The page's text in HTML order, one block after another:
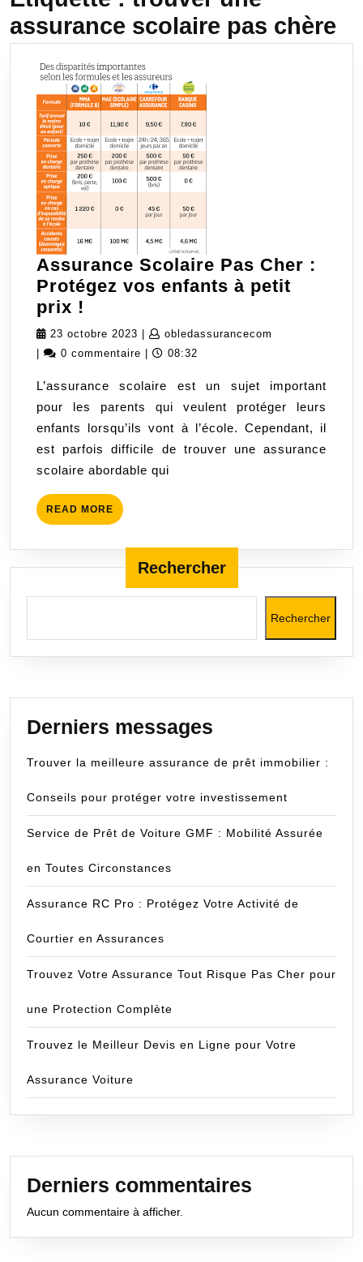
assurance scolaire pas chère
Assurance Scolaire Pas Cher :
Protégez vos enfants à petit
prix !
Scolaire
Pas
:
Protégez
vos
enfants
à
petit
prix
23 octobre 2023 23
octobre
obledassurancecom
0 commentaire 08:32
L’assurance scolaire est un sujet important
pour les parents qui veulent protéger leurs
enfants lorsqu’ils vont à l’école. Cependant, il
est parfois difficile de trouver une assurance
scolaire abordable qui
READ MORE READ
MORE
Rechercher
Rechercher
Derniers messages
Trouver la meilleure assurance de prêt immobilier :
Conseils pour protéger votre investissement
Service de Prêt de Voiture GMF : Mobilité Assurée
en Toutes Circonstances
Assurance RC Pro : Protégez Votre Activité de
Courtier en Assurances
Trouvez Votre Assurance Tout Risque Pas Cher pour
une Protection Complète
Trouvez le Meilleur Devis en Ligne pour Votre
Assurance Voiture
Derniers commentaires
Aucun commentaire à afficher.